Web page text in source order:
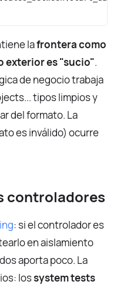
lafrontera como
exterior es "sucio".
de negocio trabaja
tipos limpios y
del formato. La
es inválido) ocurre
controladores
: si el controlador es
en aislamiento
aporta poco. La
lossystem tests